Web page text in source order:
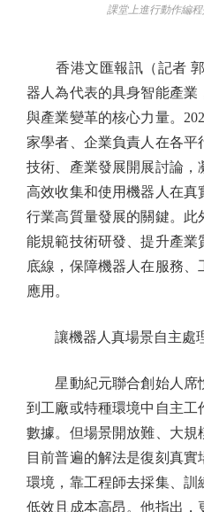
課堂上進行動作編
香港文匯報訊（記者 郭
器人為代表的具身智能產業
與產業變革的核心力量。
家學者、企業負責人在各
技術、產業發展開展討論，
高效收集和使用機器人在真
行業高質量發展的關鍵。此
能規範技術研發、提升產業
底線，保障機器人在服務
應用。
讓機器人真場景自主處
星動紀元聯合創始人席
到工廠或特種環境中自主
數據。但場景開放難、大規
目前普遍的解法是復刻真
環境，靠工程師去採集、
低效且成本高昂。他指出